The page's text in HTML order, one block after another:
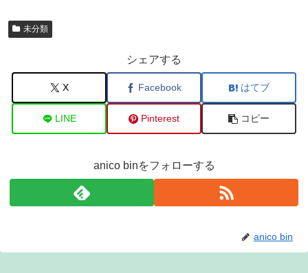
未分類
シェアする
X Facebook はてブ
LINE Pinterest コピー
anico binをフォローする
anico bin